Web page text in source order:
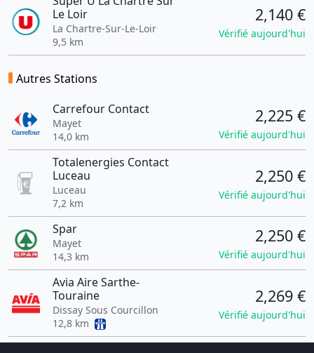
Le Loir
La Chartre-Sur-Le-Loir
9,5 km
2,140 €
Vérifié aujourd'hui
Autres Stations
Carrefour Contact
Mayet
14,0 km
2,225 €
Vérifié aujourd'hui
Totalenergies Contact
Luceau
Luceau
7,2 km
2,250 €
Vérifié aujourd'hui
Spar
Mayet
14,3 km
2,250 €
Vérifié aujourd'hui
Avia Aire Sarthe-
Touraine
Dissay Sous Courcillon
12,8 km
2,269 €
Vérifié aujourd'hui